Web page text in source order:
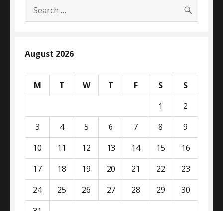
Search
for:
August 2026
M T W T F S
S
1
2
3
4 5 6 7 8
9
10
11 12 13 14 15
16
17
18 19 20 21 22
23
24
25 26 27 28 29
30